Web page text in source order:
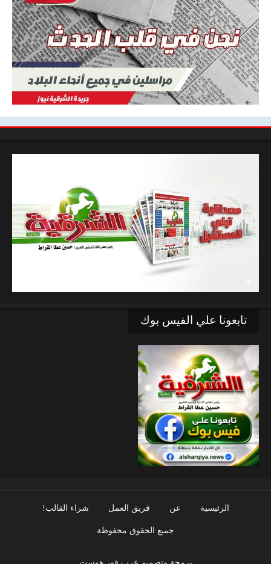
تابعونا علي الفيس بوك
الرئيسية عن فريق العمل شراء القالب!
جميع الحقوق محفوظة